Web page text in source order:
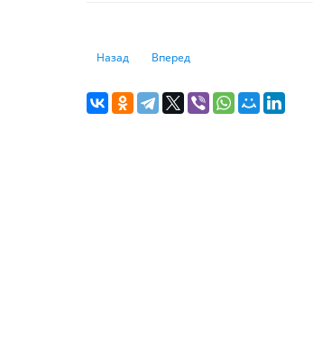
Предыдущий: Гринвошинг в британских
Назад Следующий: Встроенные
Вперед